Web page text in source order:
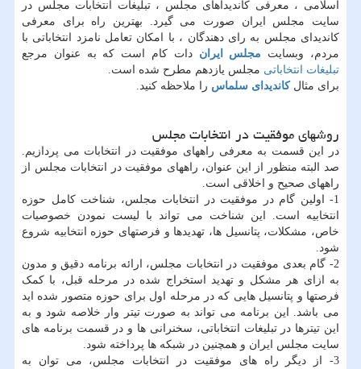
اسلامی ، معرفی كاندیداهای مجلس ، تبلیغات انتخابات مجلس در
سایت مجلس ایران صورت می گیرد. بهترین راه برای معرفی
كاندیدای مجلس به رای دهندگان ، با امكان تعامل نامزد انتخاباتی با
مردم، وبسایت مجلس ایران دات کام است که به عنوان مرجع
تبلیغات انتخاباتی مجلس یازدهم مطرح شده است.
برای مثالکاندیدای سلماس را ملاحظه کنید.
روشهای موفقیت در انتخابات مجلس
در این قسمت به معرفی راههای موفقیت در انتخابات می پردازیم.
صد البته منظور از این عنوان، راههای موفقیت در انتخابات مجلس از
راههای صحیح و اخلاقی است.
1- اولین گام در موفقیت در انتخابات مجلس، شناخت کامل حوزه
انتخابیه است. این شناخت می تواند با لیست نمودن خصوصیات
خاص، مشکلات، پتانسیل ها، تهدیدها و فرصتهای حوزه انتخابیه شروع
شود.
2- گام بعدی موفقیت در انتخابات مجلس، ارائه برنامه دقیق و مدون
به ازای هر مشکل و تهدید استخراج شده در مرحله قبل، با کمک
فرصتها و پتانسیل هایی که در مرحله اول برای حوزه متصور شده اید
می باشد. این برنامه می تواند به صورت تیتر وار خلاصه شود و به
این تیترها در تبلیغات انتخاباتی، سخنرانی ها و در قسمت برنامه های
سایت مجلس ایران و همچنین در شبکه ها پرداخته شود.
3- از دیگر راه های موفقیت در انتخابات مجلس، می توان به